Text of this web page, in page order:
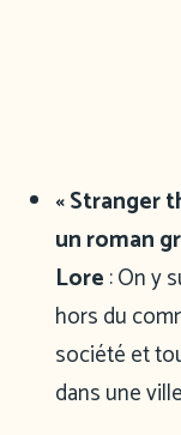
« Stranger
un roman
Lore: On y
hors du
société et
dans une